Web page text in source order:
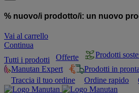
% nuovo/i prodotto/i: un nuovo
Vai al carrello
Continua
Tutti i prodotti
Offerte
Prodotti
Manutan Expert
Prodotti in
Traccia il tuo ordine
Ordine rapido